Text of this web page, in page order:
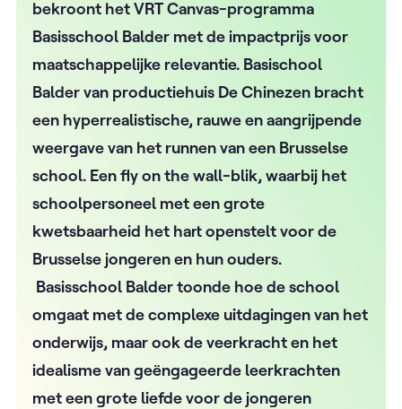
bekroont het VRT Canvas-programma
Basisschool Balder met de impactprijs voor
maatschappelijke relevantie. Basischool
Balder van productiehuis De Chinezen bracht
een hyperrealistische, rauwe en aangrijpende
weergave van het runnen van een Brusselse
school. Een fly on the wall-blik, waarbij het
schoolpersoneel met een grote
kwetsbaarheid het hart openstelt voor de
Brusselse jongeren en hun ouders.
Basisschool Balder toonde hoe de school
omgaat met de complexe uitdagingen van het
onderwijs, maar ook de veerkracht en het
idealisme van geëngageerde leerkrachten
met een grote liefde voor de jongeren